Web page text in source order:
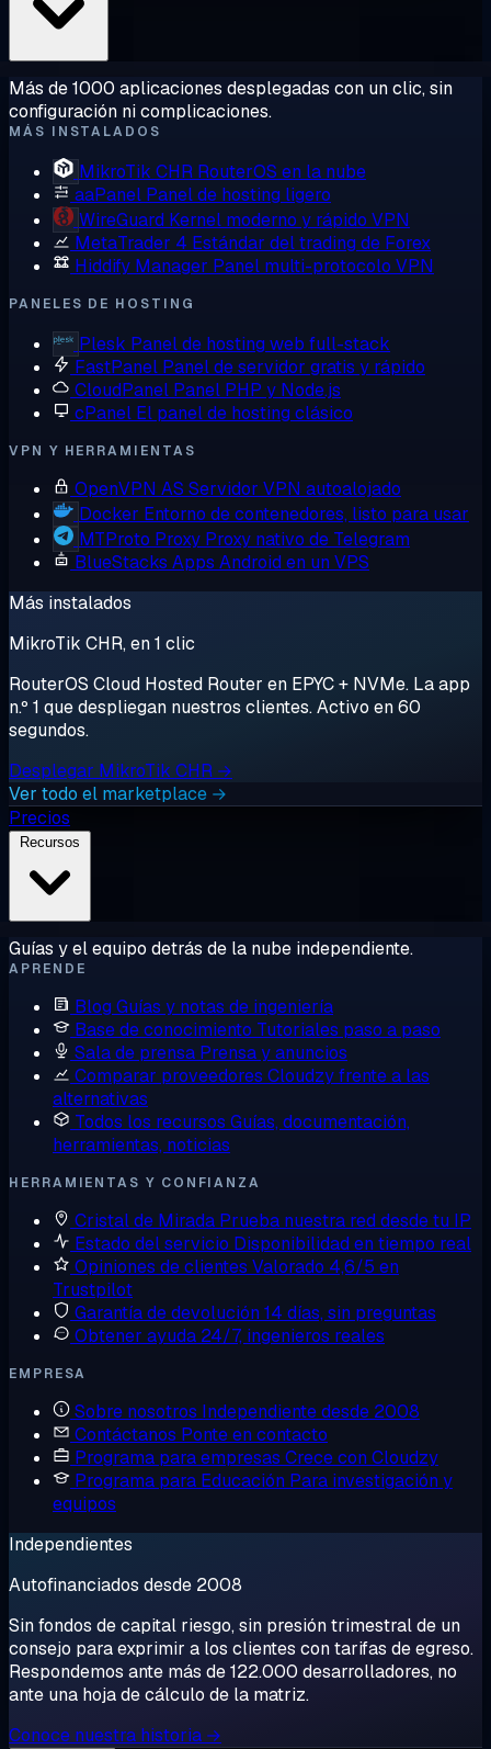
Más de 1000 aplicaciones desplegadas con un clic, sin
configuración ni complicaciones.
MÁS INSTALADOS
MikroTik CHR RouterOS en la nube
aaPanel Panel de hosting ligero
WireGuard Kernel moderno y rápido VPN
MetaTrader 4 Estándar del trading de Forex
Hiddify Manager Panel multi-protocolo VPN
PANELES DE HOSTING
Plesk Panel de hosting web full-stack
FastPanel Panel de servidor gratis y rápido
CloudPanel Panel PHP y Node.js
cPanel El panel de hosting clásico
VPN Y HERRAMIENTAS
OpenVPN AS Servidor VPN autoalojado
Docker Entorno de contenedores, listo para usar
MTProto Proxy Proxy nativo de Telegram
BlueStacks Apps Android en un VPS
Más instalados
MikroTik CHR, en 1 clic
RouterOS Cloud Hosted Router en EPYC + NVMe. La app
n.º 1 que despliegan nuestros clientes. Activo en 60
segundos.
Desplegar MikroTik CHR →
Ver todo el marketplace →
Precios
Guías y el equipo detrás de la nube independiente.
APRENDE
Blog Guías y notas de ingeniería
Base de conocimiento Tutoriales paso a paso
Sala de prensa Prensa y anuncios
Comparar proveedores Cloudzy frente a las
alternativas
Todos los recursos Guías, documentación,
herramientas, noticias
HERRAMIENTAS Y CONFIANZA
Cristal de Mirada Prueba nuestra red desde tu IP
Estado del servicio Disponibilidad en tiempo real
Opiniones de clientes Valorado 4,6/5 en
Trustpilot
Garantía de devolución 14 días, sin preguntas
Obtener ayuda 24/7, ingenieros reales
EMPRESA
Sobre nosotros Independiente desde 2008
Contáctanos Ponte en contacto
Programa para empresas Crece con Cloudzy
Programa para Educación Para investigación y
equipos
Independientes
Autofinanciados desde 2008
Sin fondos de capital riesgo, sin presión trimestral de un
consejo para exprimir a los clientes con tarifas de egreso.
Respondemos ante más de 122.000 desarrolladores, no
ante una hoja de cálculo de la matriz.
Conoce nuestra historia →